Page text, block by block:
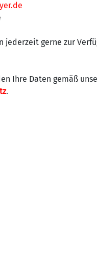
jederzeit gerne zur
Ihre Daten gemäß
.